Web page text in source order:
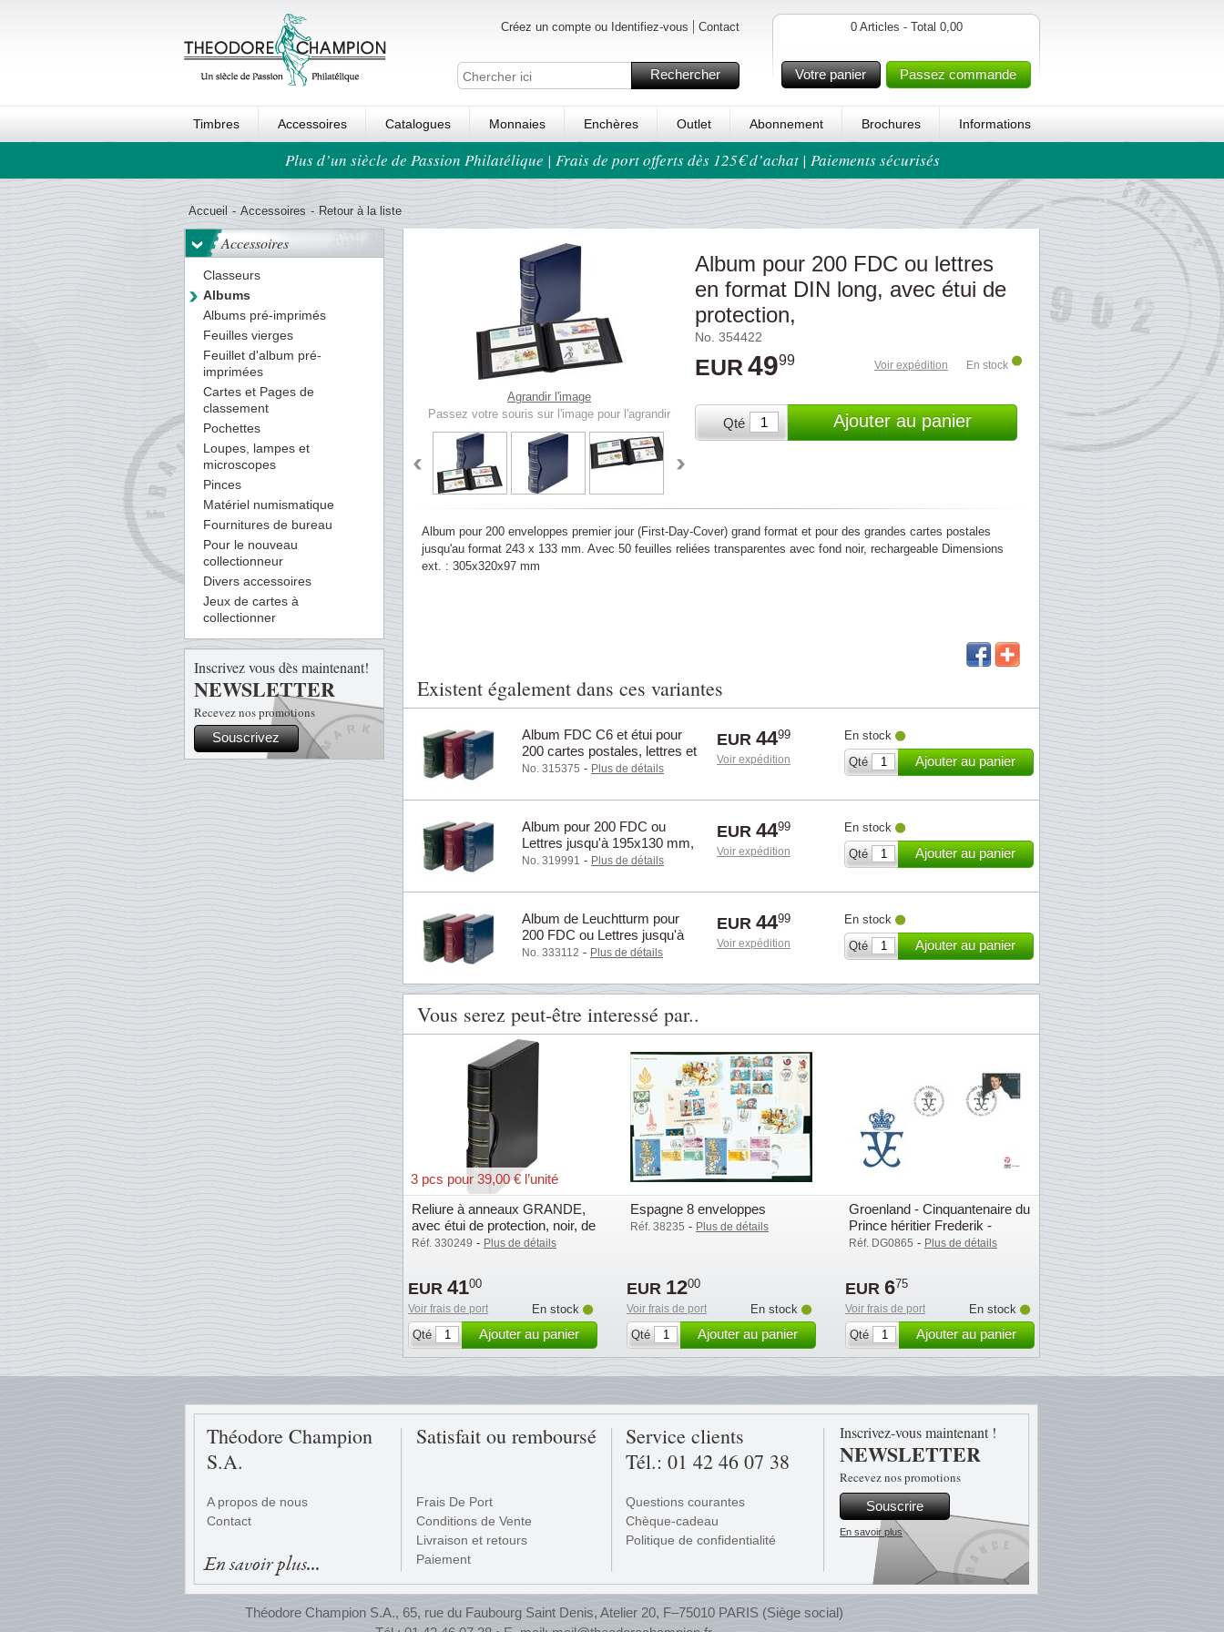
Créez un compte ou Identifiez-vous Contact
Rechercher
0 Articles - Total 0,00
Votre panier Passez commande
Timbres Accessoires Catalogues Monnaies Enchères Outlet Abonnement Brochures Informations
Ordre au panierPlus d’un siècle de Passion Philatélique | Frais de port offerts dès 125€ d’achat | Paiements sécurisés
Accueil - Accessoires - Retour à la liste
Accessoires
Classeurs
Albums
Albums pré-imprimés
Feuilles vierges
Feuillet d'album pré-
imprimées
Cartes et Pages de
classement
Pochettes
Loupes, lampes et
microscopes
Pinces
Matériel numismatique
Fournitures de bureau
Pour le nouveau
collectionneur
Divers accessoires
Jeux de cartes à
collectionner
Inscrivez vous dès maintenant!
NEWSLETTER
Recevez nos promotions
Souscrivez
Agrandir l'image
Passez votre souris sur l'image pour l'agrandir
Album pour 200 FDC ou lettres
en format DIN long, avec étui de
protection,
No. 354422
EUR 4999 Voir expédition En stock
Qté Ajouter au panier
Album pour 200 enveloppes premier jour (First-Day-Cover) grand format et pour des grandes cartes postales
jusqu'au format 243 x 133 mm. Avec 50 feuilles reliées transparentes avec fond noir, rechargeable Dimensions
ext. : 305x320x97 mm
Existent également dans ces variantes
Album FDC C6 et étui pour
200 cartes postales, lettres et
EPJ - Vert
No. 315375 - Plus de détails
EUR 4499
Voir expédition
En stock
Qté
Ajouter au panier
Album pour 200 FDC ou
Lettres jusqu'à 195x130 mm,
rouge, de Leuchtturm
No. 319991 - Plus de détails
EUR 4499
Voir expédition
En stock
Qté
Ajouter au panier
Album de Leuchtturm pour
200 FDC ou Lettres jusqu'à
195x130 mm, bleu
No. 333112 - Plus de détails
EUR 4499
Voir expédition
En stock
Qté
Ajouter au panier
Vous serez peut-être interessé par..
3 pcs pour 39,00 € l’unité
Reliure à anneaux GRANDE,
avec étui de protection, noir, de
Leuchtturm
Réf. 330249 - Plus de détails
EUR 4100
Voir frais de port
En stock
Qté
Ajouter au panier
Espagne 8 enveloppes
Réf. 38235 - Plus de détails
EUR 1200
Voir frais de port
En stock
Qté
Ajouter au panier
Groenland - Cinquantenaire du
Prince héritier Frederik -
Env.premier jour
Réf. DG0865 - Plus de détails
EUR 675
Voir frais de port
En stock
Qté
Ajouter au panier
Théodore Champion
S.A.
A propos de nous
Contact
En savoir plus...
Satisfait ou remboursé
Frais De Port
Conditions de Vente
Livraison et retours
Paiement
Service clients
Tél.: 01 42 46 07 38
Questions courantes
Chèque-cadeau
Politique de confidentialité
Inscrivez-vous maintenant !
NEWSLETTER
Recevez nos promotions
Souscrire
En savoir plus
Théodore Champion S.A., 65, rue du Faubourg Saint Denis, Atelier 20, F–75010 PARIS (Siège social)